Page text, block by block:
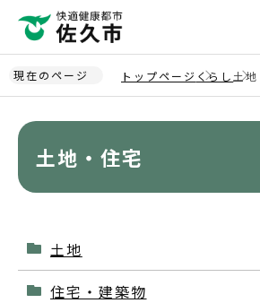
ペ
ー
ジ
現在のページ トップページ くらし 土
土地・住宅
土地
住宅・建築物